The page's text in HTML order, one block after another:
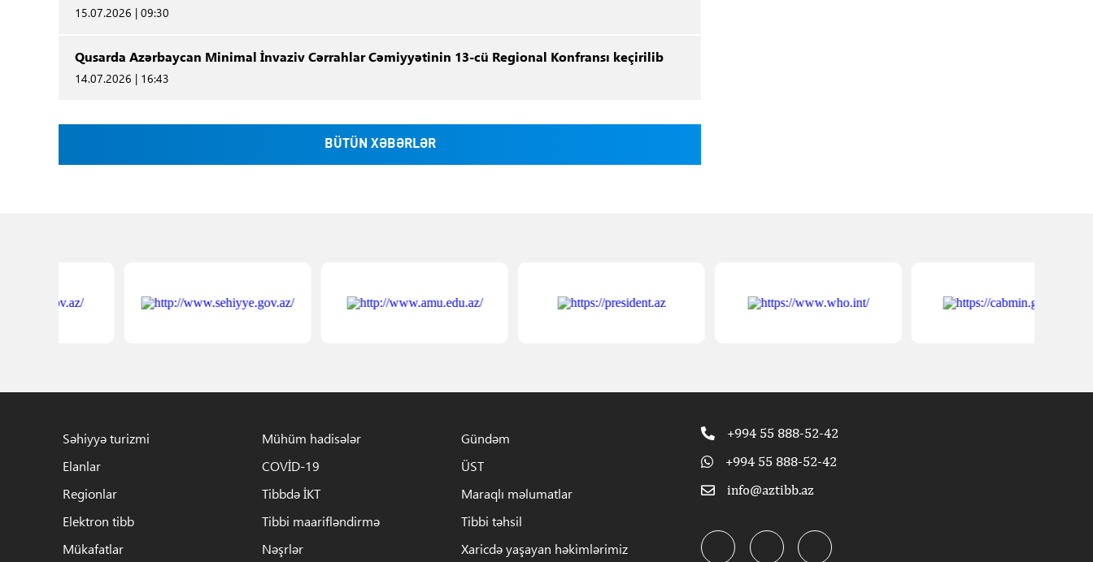
15.07.2026 | 09:30
Qusarda Azərbaycan Minimal İnvaziv Cərrahlar Cəmiyyətinin 13-cü Regional Konfransı keçirilib
14.07.2026 | 16:43
BÜTÜN XƏBƏRLƏR
Səhiyyə turizmi Mühüm hadisələr
Gündəm
Elanlar
COVİD-19
ÜST
Regionlar
Tibbdə İKT
Maraqlı məlumatlar
Elektron tibb
Tibbi maarifləndirmə
Tibbi təhsil
Mükafatlar
Nəşrlər Xaricdə yaşayan həkimlərimiz
+994 55 888-52-42
+994 55 888-52-42
info@aztibb.az